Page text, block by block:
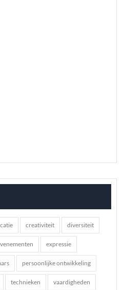
creativiteit diversiteit
expressie
persoonlijke ontwikkeling
technieken vaardigheden